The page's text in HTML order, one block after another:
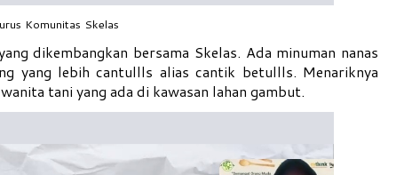
Komunitas Skelas
dikembangkan bersama Skelas. Ada minuman nanas
yang lebih cantullls alias cantik betullls. Menariknya
tani yang ada di kawasan lahan gambut.